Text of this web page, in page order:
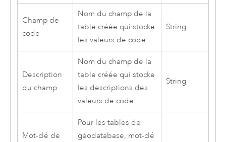
Champ de
code
Nom du champ de la
table créée qui stocke
les valeurs de code.
String
Description
du champ
Nom du champ de la
table créée qui stocke
les descriptions des
valeurs de code.
String
Mot-clé de
Pour les tables de
géodatabase, mot-clé